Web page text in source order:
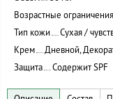
Возрастные ограничения
Тип кожи
Сухая /
Крем
Дневной,
Защита
Содержит SPF